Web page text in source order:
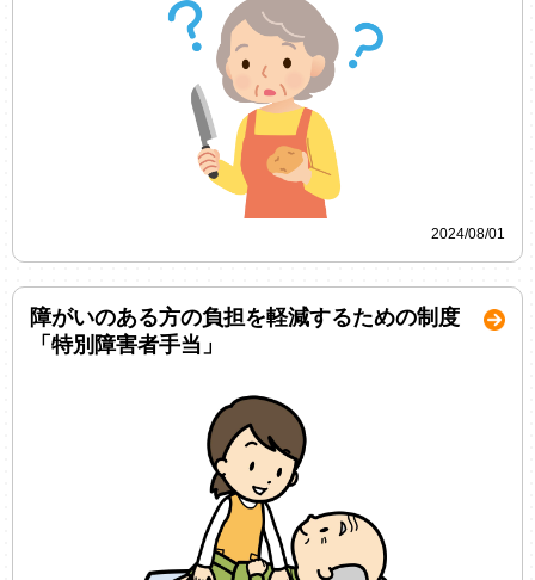
2024/08/01
障がいのある方の負担を軽減するための制度
「特別障害者手当」